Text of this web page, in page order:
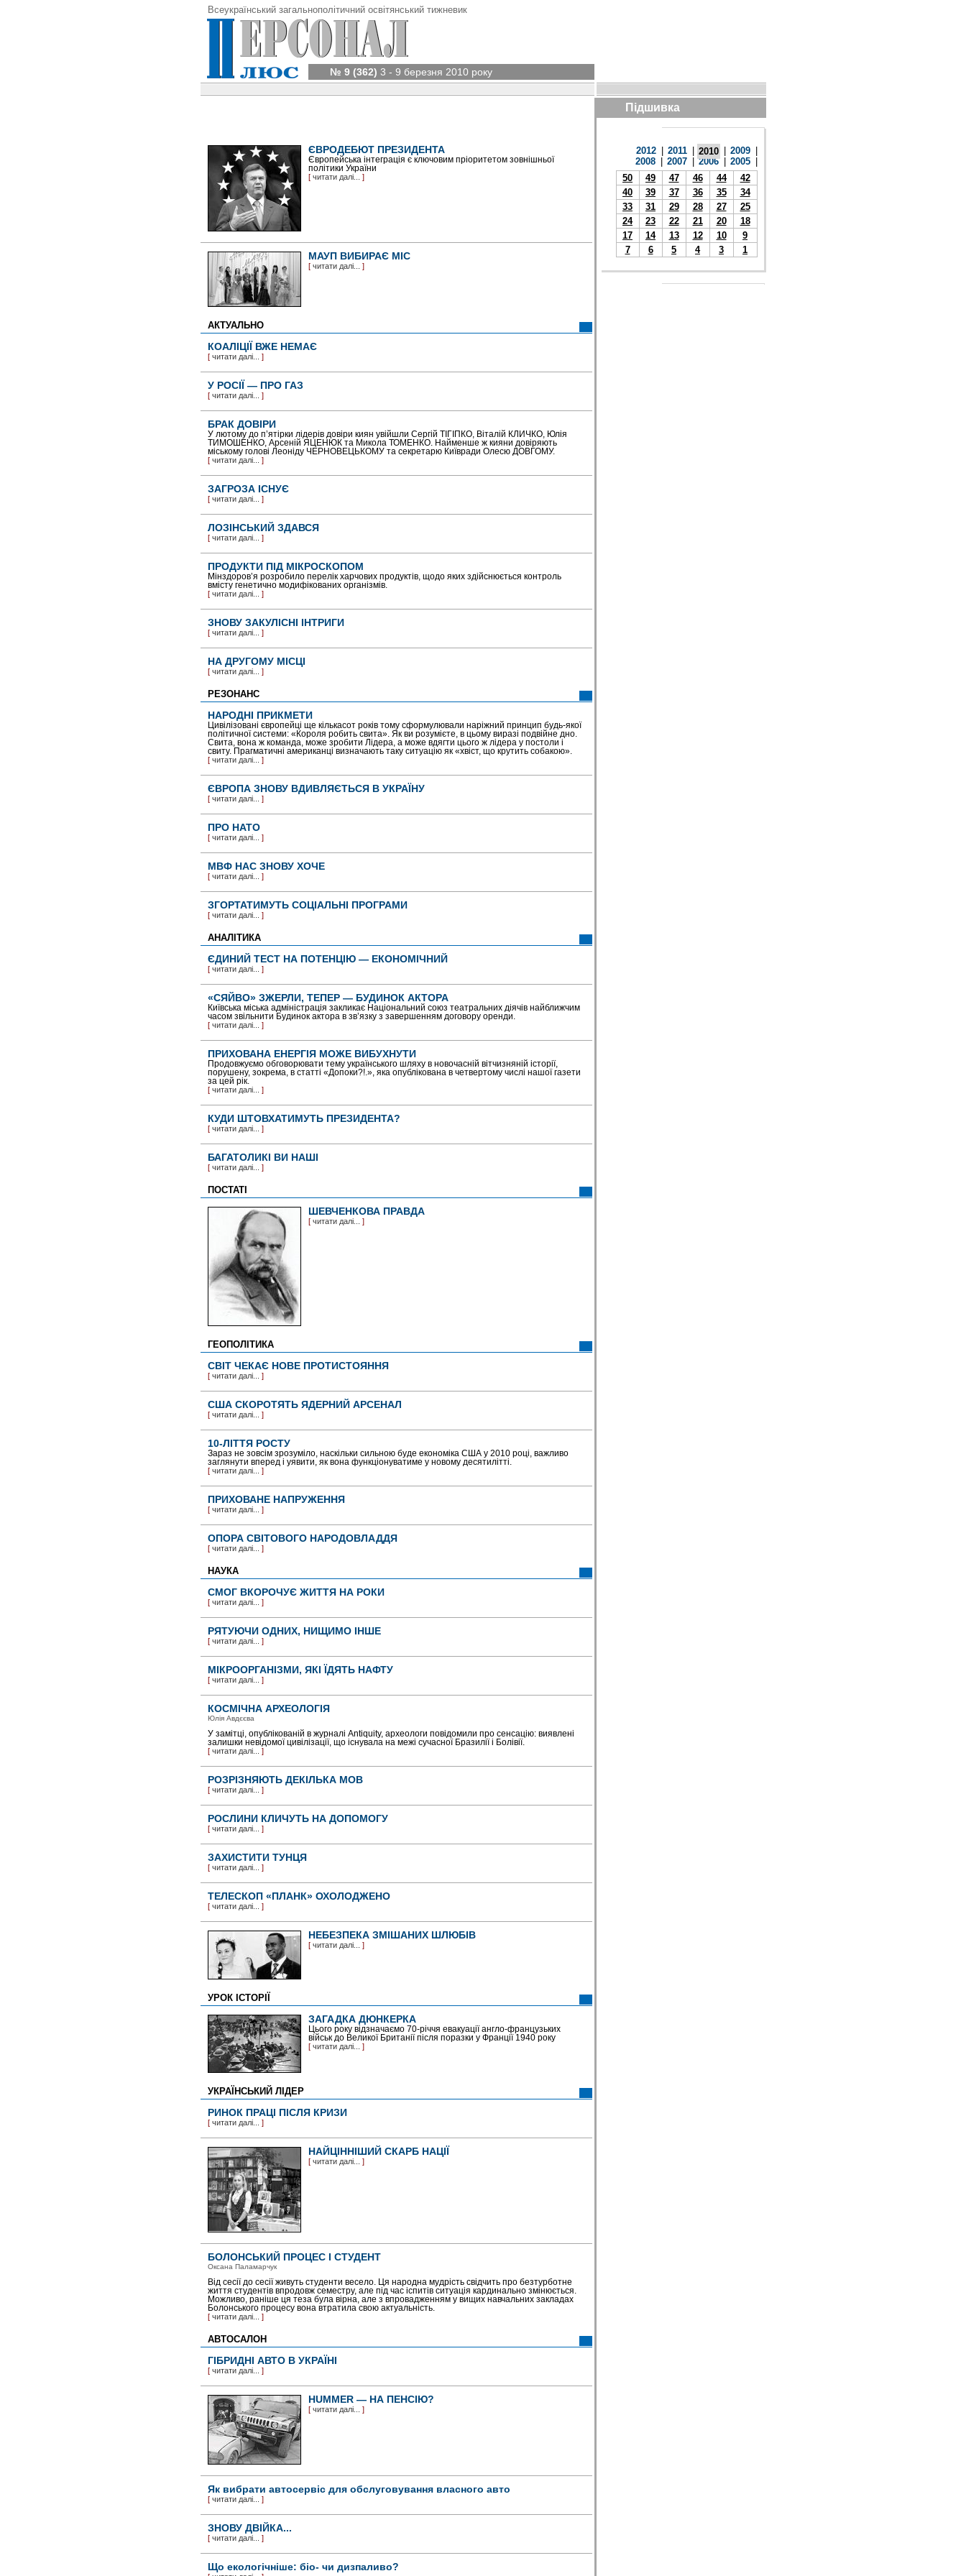
Всеукраїнський загальнополітичний освітянський тижневик
№ 9 (362) 3 - 9 березня 2010 року
ЄВРОДЕБЮТ ПРЕЗИДЕНТА
Європейська інтеграція є ключовим пріоритетом зовнішньої
політики України
[ читати далі... ]
МАУП ВИБИРАЄ МІС
[ читати далі... ]
АКТУАЛЬНО
КОАЛІЦІЇ ВЖЕ НЕМАЄ
[ читати далі... ]
У РОСІЇ — ПРО ГАЗ
[ читати далі... ]
БРАК ДОВІРИ
У лютому до п’ятірки лідерів довіри киян увійшли Сергій ТІГІПКО, Віталій КЛИЧКО, Юлія
ТИМОШЕНКО, Арсеній ЯЦЕНЮК та Микола ТОМЕНКО. Найменше ж кияни довіряють
міському голові Леоніду ЧЕРНОВЕЦЬКОМУ та секретарю Київради Олесю ДОВГОМУ.
[ читати далі... ]
ЗАГРОЗА ІСНУЄ
[ читати далі... ]
ЛОЗІНСЬКИЙ ЗДАВСЯ
[ читати далі... ]
ПРОДУКТИ ПІД МІКРОСКОПОМ
Мінздоров’я розробило перелік харчових продуктів, щодо яких здійснюється контроль
вмісту генетично модифікованих організмів.
[ читати далі... ]
ЗНОВУ ЗАКУЛІСНІ ІНТРИГИ
[ читати далі... ]
НА ДРУГОМУ МІСЦІ
[ читати далі... ]
РЕЗОНАНС
НАРОДНІ ПРИКМЕТИ
Цивілізовані європейці ще кількасот років тому сформулювали наріжний принцип будь-якої
політичної системи: «Короля робить свита». Як ви розумієте, в цьому виразі подвійне дно.
Свита, вона ж команда, може зробити Лідера, а може вдягти цього ж лідера у постоли і
свиту. Прагматичні американці визначають таку ситуацію як «хвіст, що крутить собакою».
[ читати далі... ]
ЄВРОПА ЗНОВУ ВДИВЛЯЄТЬСЯ В УКРАЇНУ
[ читати далі... ]
ПРО НАТО
[ читати далі... ]
МВФ НАС ЗНОВУ ХОЧЕ
[ читати далі... ]
ЗГОРТАТИМУТЬ СОЦІАЛЬНІ ПРОГРАМИ
[ читати далі... ]
АНАЛІТИКА
ЄДИНИЙ ТЕСТ НА ПОТЕНЦІЮ — ЕКОНОМІЧНИЙ
[ читати далі... ]
«СЯЙВО» ЗЖЕРЛИ, ТЕПЕР — БУДИНОК АКТОРА
Київська міська адміністрація закликає Національний союз театральних діячів найближчим
часом звільнити Будинок актора в зв’язку з завершенням договору оренди.
[ читати далі... ]
ПРИХОВАНА ЕНЕРГІЯ МОЖЕ ВИБУХНУТИ
Продовжуємо обговорювати тему українського шляху в новочасній вітчизняній історії,
порушену, зокрема, в статті «Допоки?!.», яка опублікована в четвертому числі нашої газети
за цей рік.
[ читати далі... ]
КУДИ ШТОВХАТИМУТЬ ПРЕЗИДЕНТА?
[ читати далі... ]
БАГАТОЛИКІ ВИ НАШІ
[ читати далі... ]
ПОСТАТІ
ШЕВЧЕНКОВА ПРАВДА
[ читати далі... ]
ГЕОПОЛІТИКА
СВІТ ЧЕКАЄ НОВЕ ПРОТИСТОЯННЯ
[ читати далі... ]
США СКОРОТЯТЬ ЯДЕРНИЙ АРСЕНАЛ
[ читати далі... ]
10-ЛІТТЯ РОСТУ
Зараз не зовсім зрозуміло, наскільки сильною буде економіка США у 2010 році, важливо
заглянути вперед і уявити, як вона функціонуватиме у новому десятилітті.
[ читати далі... ]
ПРИХОВАНЕ НАПРУЖЕННЯ
[ читати далі... ]
ОПОРА СВІТОВОГО НАРОДОВЛАДДЯ
[ читати далі... ]
НАУКА
СМОГ ВКОРОЧУЄ ЖИТТЯ НА РОКИ
[ читати далі... ]
РЯТУЮЧИ ОДНИХ, НИЩИМО ІНШЕ
[ читати далі... ]
МІКРООРГАНІЗМИ, ЯКІ ЇДЯТЬ НАФТУ
[ читати далі... ]
КОСМІЧНА АРХЕОЛОГІЯ
Юлія Авдєєва
У замітці, опублікованій в журналі Antiquity, археологи повідомили про сенсацію: виявлені
залишки невідомої цивілізації, що існувала на межі сучасної Бразилії і Болівії.
[ читати далі... ]
РОЗРІЗНЯЮТЬ ДЕКІЛЬКА МОВ
[ читати далі... ]
РОСЛИНИ КЛИЧУТЬ НА ДОПОМОГУ
[ читати далі... ]
ЗАХИСТИТИ ТУНЦЯ
[ читати далі... ]
ТЕЛЕСКОП «ПЛАНК» ОХОЛОДЖЕНО
[ читати далі... ]
НЕБЕЗПЕКА ЗМІШАНИХ ШЛЮБІВ
[ читати далі... ]
УРОК ІСТОРІЇ
ЗАГАДКА ДЮНКЕРКА
Цього року відзначаємо 70-річчя евакуації англо-французьких
військ до Великої Британії після поразки у Франції 1940 року
[ читати далі... ]
УКРАЇНСЬКИЙ ЛІДЕР
РИНОК ПРАЦІ ПІСЛЯ КРИЗИ
[ читати далі... ]
НАЙЦІННІШИЙ СКАРБ НАЦІЇ
[ читати далі... ]
БОЛОНСЬКИЙ ПРОЦЕС І СТУДЕНТ
Оксана Паламарчук
Від сесії до сесії живуть студенти весело. Ця народна мудрість свідчить про безтурботне
життя студентів впродовж семестру, але під час іспитів ситуація кардинально змінюється.
Можливо, раніше ця теза була вірна, але з впровадженням у вищих навчальних закладах
Болонського процесу вона втратила свою актуальність.
[ читати далі... ]
АВТОСАЛОН
ГІБРИДНІ АВТО В УКРАЇНІ
[ читати далі... ]
HUMMER — НА ПЕНСІЮ?
[ читати далі... ]
Як вибрати автосервіс для обслуговування власного авто
[ читати далі... ]
ЗНОВУ ДВІЙКА...
[ читати далі... ]
Що екологічніше: біо- чи дизпаливо?
Підшивка
2012 2011 2010 2009
2008
2007 2006 2005
50
49 47 46 44
42
40
39 37 36 35
34
33
31 29 28 27
25
24
23 22 21 20
18
17
14 13 12 10
9
7
6 5 4 3 1